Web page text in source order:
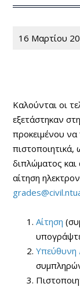
16 Μαρτίου
Καλούνται οι
εξετάστηκαν
προκειμένου
διπλώματος
αίτηση
Αίτηση
Υπεύθυνη